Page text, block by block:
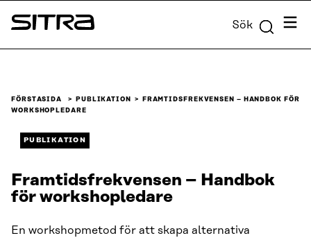
Skip to
content
Sitra Sök Meny
FÖRSTASIDA PUBLIKATION
FRAMTIDSFREKVENSEN – HANDBOK FÖR
WORKSHOPLEDARE
PUBLIKATION
Framtidsfrekvensen – Handbok
för workshopledare
En workshopmetod för att skapa alternativa